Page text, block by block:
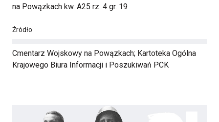
na Powązkach kw. A25 rz. 4 gr. 19
Źródło
Cmentarz Wojskowy na Powązkach; Kartoteka Ogólna
Krajowego Biura Informacji i Poszukiwań PCK